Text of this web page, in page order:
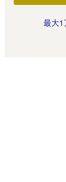
最大1